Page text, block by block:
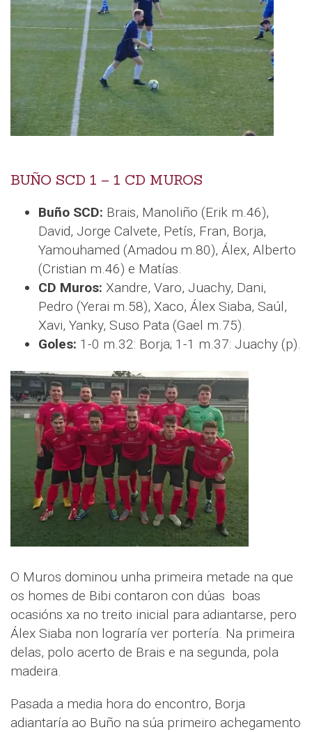
BUÑO SCD 1 – 1 CD MUROS
Buño SCD: Brais, Manoliño (Erik m.46),
David, Jorge Calvete, Petís, Fran, Borja,
Yamouhamed (Amadou m.80), Álex, Alberto
(Cristian m.46) e Matías.
CD Muros: Xandre, Varo, Juachy, Dani,
Pedro (Yerai m.58), Xaco, Álex Siaba, Saúl,
Xavi, Yanky, Suso Pata (Gael m.75).
Goles: 1-0 m.32: Borja; 1-1 m.37: Juachy (p).
O Muros dominou unha primeira metade na que
os homes de Bibi contaron con dúas boas
ocasións xa no treito inicial para adiantarse, pero
Álex Siaba non lograría ver portería. Na primeira
delas, polo acerto de Brais e na segunda, pola
madeira.
Pasada a media hora do encontro, Borja
adiantaría ao Buño na súa primeiro achegamento